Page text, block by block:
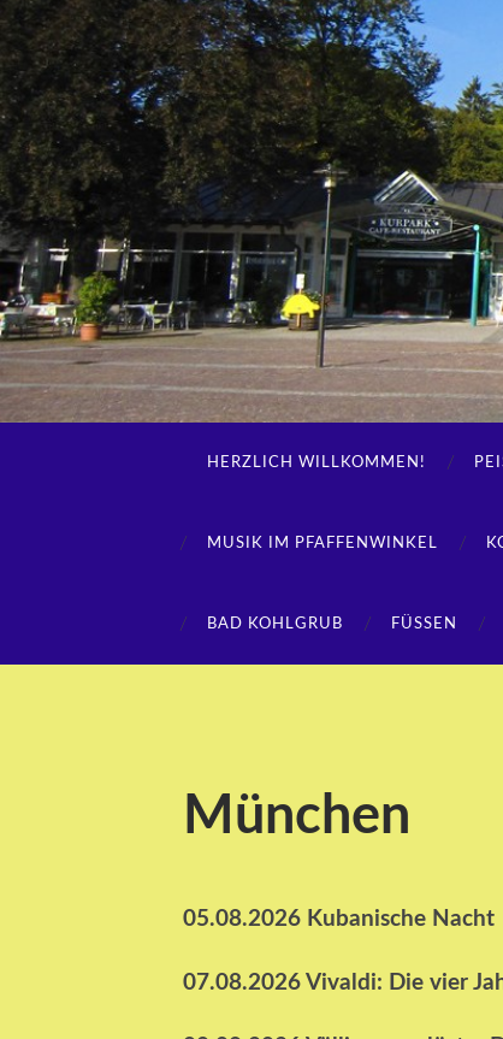
HERZLICH WILLKOMMEN!
MUSIK IM PFAFFENWINKEL
BAD KOHLGRUB FÜSSEN
München
05.08.2026 Kubanische Nacht
07.08.2026 Vivaldi: Die vier